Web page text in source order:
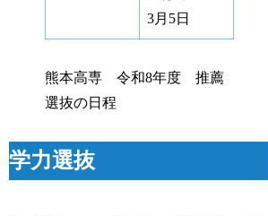
3月5日
熊本高専 令和8年度 推薦
選抜の日程
学力選抜